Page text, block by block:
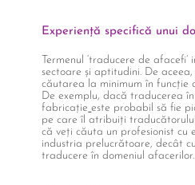
Experiență specifică unui
Termenul ‘traducere de
sectoare și aptitudini. De
căutarea la minimum în funcție
De exemplu, dacă traducerea
fabricație este probabil să fie
pe care îl atribuiți
că veți căuta un profesionist cu
industria prelucrătoare, decât
traducere în domeniul afacerilor.